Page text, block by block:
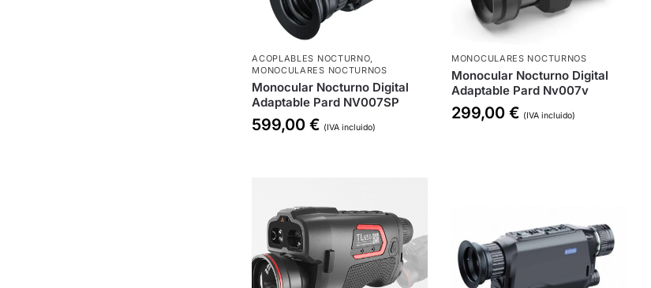
ACOPLABLES NOCTURNO,
MONOCULARES NOCTURNOS
Monocular Nocturno Digital
Adaptable Pard NV007SP
599,00€ (IVA incluido)
MONOCULARES NOCTURNOS
Monocular Nocturno Digital
Adaptable Pard Nv007v
299,00€ (IVA incluido)